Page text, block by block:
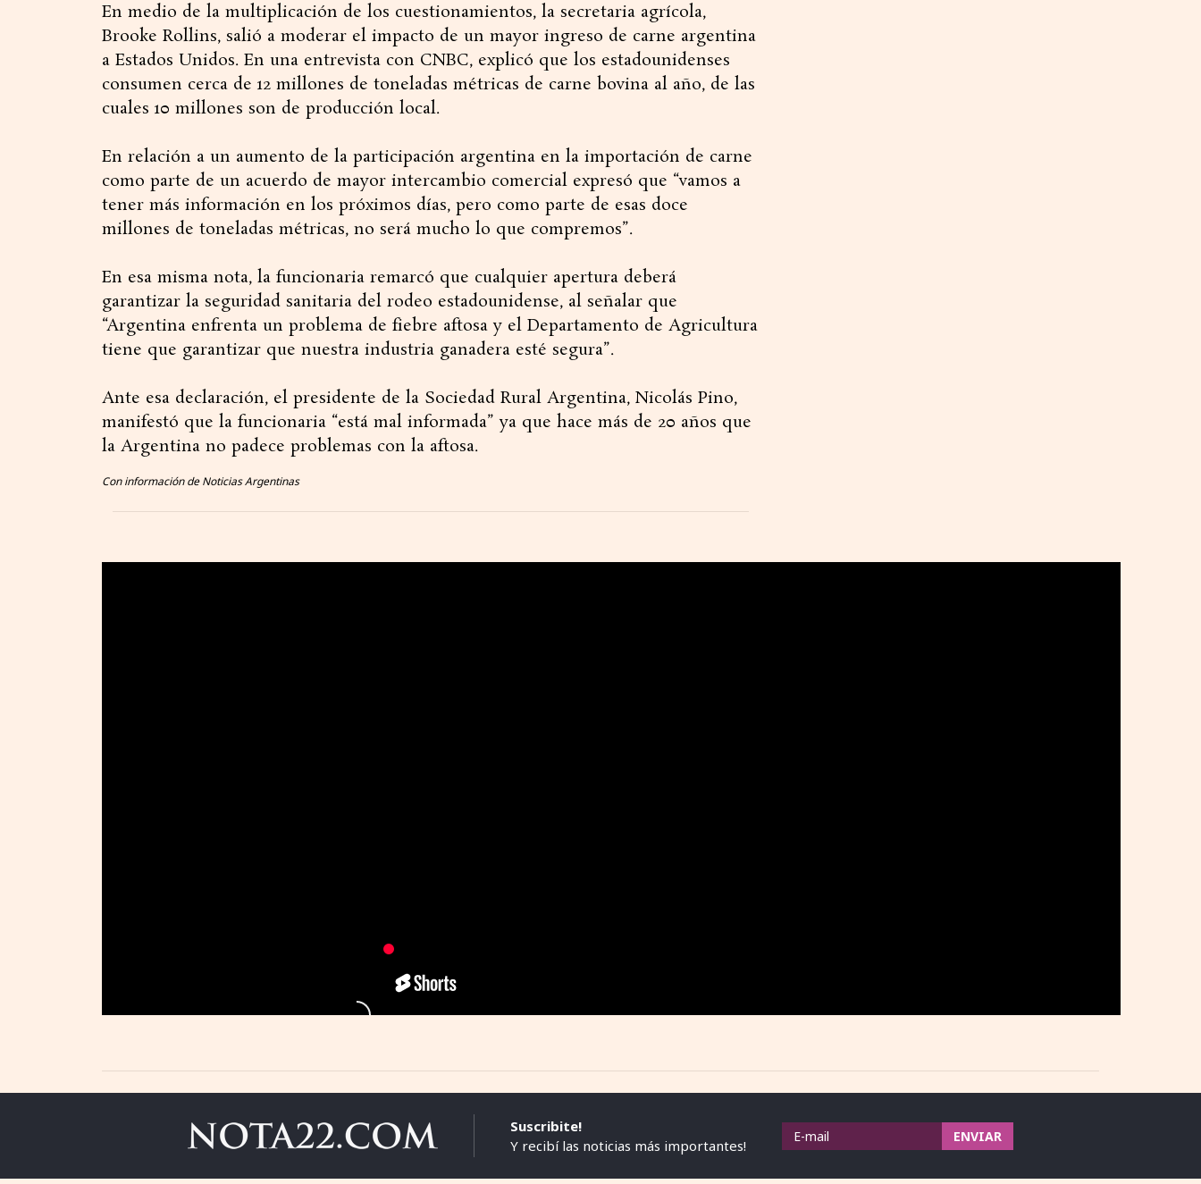
En medio de la multiplicación de los cuestionamientos, la secretaria agrícola,
Brooke Rollins, salió a moderar el impacto de un mayor ingreso de carne argentina
a Estados Unidos. En una entrevista con CNBC, explicó que los estadounidenses
consumen cerca de 12 millones de toneladas métricas de carne bovina al año, de las
cuales 10 millones son de producción local.
En relación a un aumento de la participación argentina en la importación de carne
como parte de un acuerdo de mayor intercambio comercial expresó que “vamos a
tener más información en los próximos días, pero como parte de esas doce
millones de toneladas métricas, no será mucho lo que compremos”.
En esa misma nota, la funcionaria remarcó que cualquier apertura deberá
garantizar la seguridad sanitaria del rodeo estadounidense, al señalar que
“Argentina enfrenta un problema de fiebre aftosa y el Departamento de Agricultura
tiene que garantizar que nuestra industria ganadera esté segura”.
Ante esa declaración, el presidente de la Sociedad Rural Argentina, Nicolás Pino,
manifestó que la funcionaria “está mal informada” ya que hace más de 20 años que
la Argentina no padece problemas con la aftosa.
Con información de Noticias Argentinas
Suscribite!
Y recibí las noticias más importantes!